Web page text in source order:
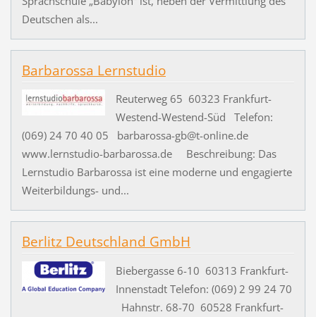
Deutschen als...
Barbarossa Lernstudio
Reuterweg 65 60323 Frankfurt-
Westend-Westend-Süd Telefon:
(069) 24 70 40 05 barbarossa-gb@t-online.de
www.lernstudio-barbarossa.de Beschreibung: Das
Lernstudio Barbarossa ist eine moderne und engagierte
Weiterbildungs- und...
Berlitz Deutschland GmbH
Biebergasse 6-10 60313 Frankfurt-
Innenstadt Telefon: (069) 2 99 24 70
Hahnstr. 68-70 60528 Frankfurt-